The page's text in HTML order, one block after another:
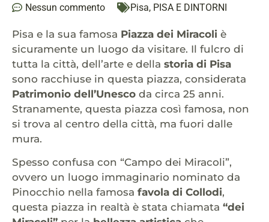
Nessun commento Pisa, PISA E DINTORNI
Pisa e la sua famosa Piazza dei Miracoli è
sicuramente un luogo da visitare. Il fulcro di
tutta la città, dell’arte e della storia di Pisa
sono racchiuse in questa piazza, considerata
Patrimonio dell’Unesco da circa 25 anni.
Stranamente, questa piazza così famosa, non
si trova al centro della città, ma fuori dalle
mura.
Spesso confusa con “Campo dei Miracoli”,
ovvero un luogo immaginario nominato da
Pinocchio nella famosa favola di Collodi,
questa piazza in realtà è stata chiamata “dei